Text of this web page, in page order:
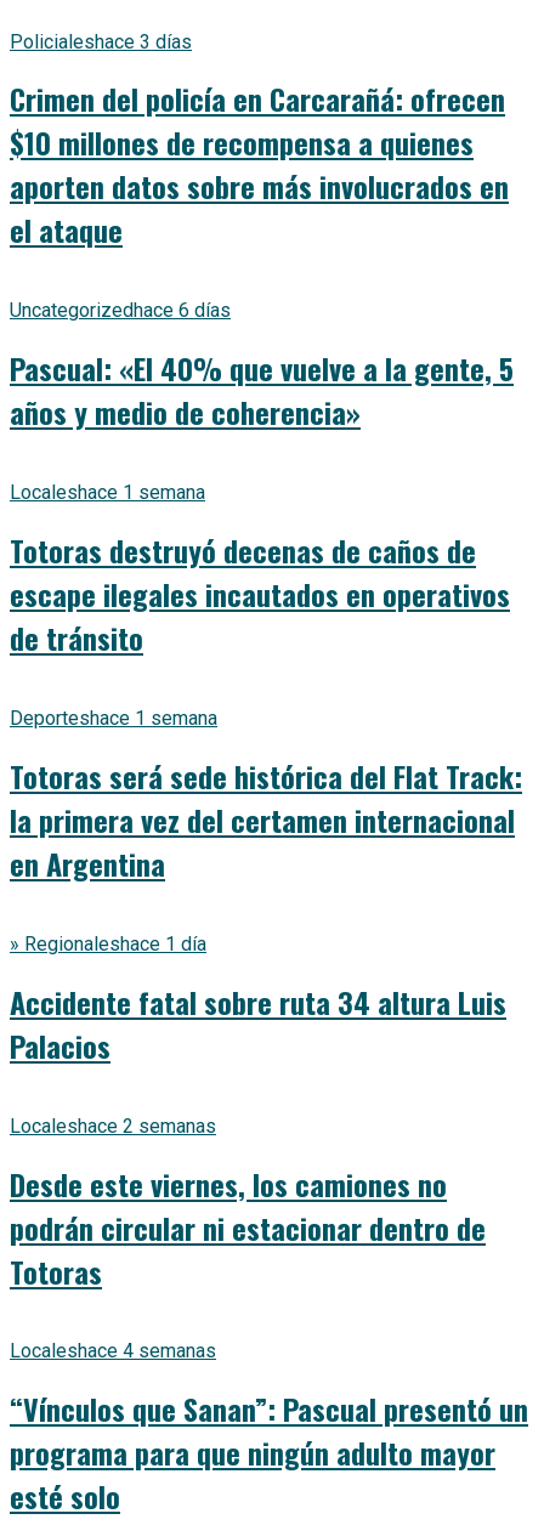
Policialeshace 3 días
Crimen del policía en Carcarañá: ofrecen
$10 millones de recompensa a quienes
aporten datos sobre más involucrados en
el ataque
Uncategorized hace 6 días
Pascual: «El 40% que vuelve a la gente, 5
años y medio de coherencia»
Localeshace 1 semana
Totoras destruyó decenas de caños de
escape ilegales incautados en operativos
de tránsito
Deporteshace 1 semana
Totoras será sede histórica del Flat Track:
la primera vez del certamen internacional
en Argentina
» Regionaleshace 1 día
Accidente fatal sobre ruta 34 altura Luis
Palacios
Localeshace 2 semanas
Desde este viernes, los camiones no
podrán circular ni estacionar dentro de
Totoras
Localeshace 4 semanas
“Vínculos que Sanan”: Pascual presentó un
programa para que ningún adulto mayor
esté solo